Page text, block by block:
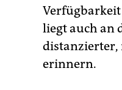
Verfügbarkeit
liegt auch an
distanzierter,
erinnern.